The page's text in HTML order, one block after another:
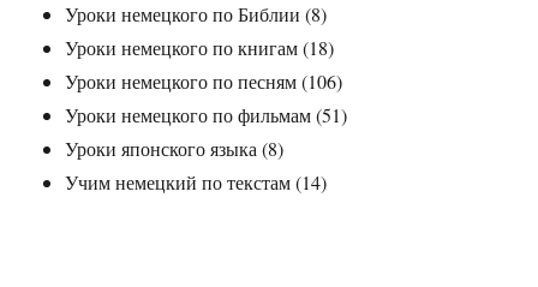
Уроки немецкого по Библии (8)
Уроки немецкого по книгам(18)
Уроки немецкого по песням(106)
Уроки немецкого по фильмам(51)
Уроки японского языка (8)
Учим немецкий по текстам(14)